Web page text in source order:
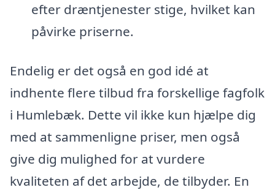
efter dræntjenester stige, hvilket kan
påvirke priserne.
Endelig er det også en god idé at
indhente flere tilbud fra forskellige fagfolk
i Humlebæk. Dette vil ikke kun hjælpe dig
med at sammenligne priser, men også
give dig mulighed for at vurdere
kvaliteten af det arbejde, de tilbyder. En